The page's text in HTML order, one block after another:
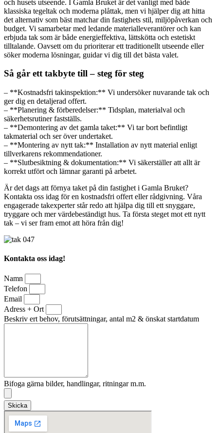
och husets utseende. I Gamla Bruket är det vanligt med både
klassiska tegeltak och moderna plåttak, men vi hjälper dig att hitta
det alternativ som bäst matchar din fastighets stil, miljöpåverkan och
budget. Vi samarbetar med ledande materialleverantörer och kan
erbjuda tak som är både energieffektiva, lättskötta och estetiskt
tilltalande. Oavsett om du prioriterar ett traditionellt utseende eller
söker moderna lösningar, guidar vi dig till det bästa valet.
Så går ett takbyte till – steg för steg
– **Kostnadsfri takinspektion:** Vi undersöker nuvarande tak och
ger dig en detaljerad offert.
– **Planering & förberedelser:** Tidsplan, materialval och
säkerhetsrutiner fastställs.
– **Demontering av det gamla taket:** Vi tar bort befintligt
takmaterial och ser över undertaket.
– **Montering av nytt tak:** Installation av nytt material enligt
tillverkarens rekommendationer.
– **Slutbesiktning & dokumentation:** Vi säkerställer att allt är
korrekt utfört och lämnar garanti på arbetet.
Är det dags att förnya taket på din fastighet i Gamla Bruket?
Kontakta oss idag för en kostnadsfri offert eller rådgivning. Våra
engagerade takexperter står redo att hjälpa dig till ett snyggare,
tryggare och mer värdebeständigt hus. Ta första steget mot ett nytt
tak – vi ser fram emot att höra från dig!
Kontakta oss idag!
Namn
Telefon
Email
Adress + Ort
Beskriv ert behov, förutsättningar, antal m2 & önskat startdatum
Bifoga gärna bilder, handlingar, ritningar m.m.
Skicka